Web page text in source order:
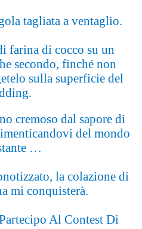
tagliata a ventaglio.
farina di cocco su un
secondo, finché non
sulla superficie del
cremoso dal sapore di
del mondo
…
la colazione di
mi conquisterà.
Al Contest Di